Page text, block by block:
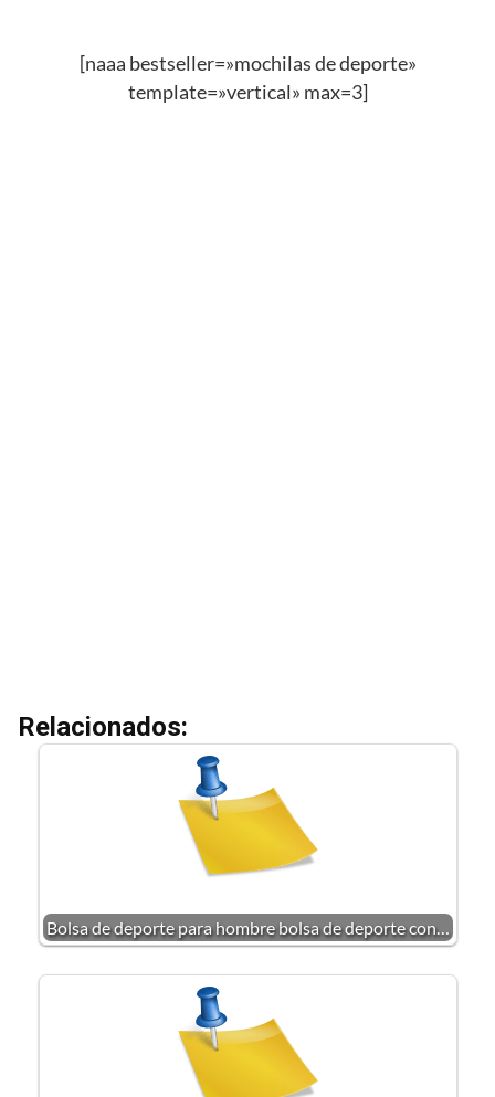
[naaa bestseller=»mochilas de deporte»
template=»vertical» max=3]
Relacionados:
Bolsa de deporte para hombre bolsa de deporte con…